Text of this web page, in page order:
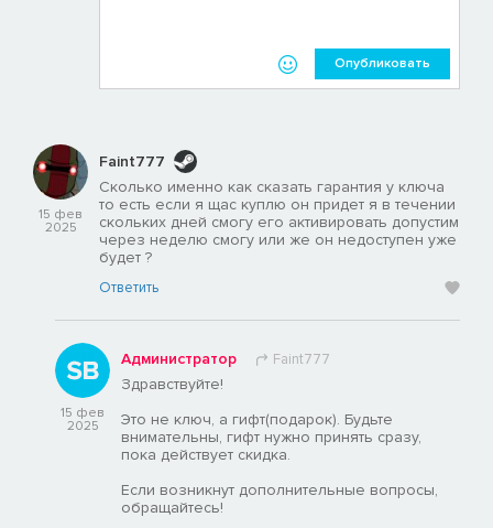
Опубликовать
15 фев
2025
Faint777
Сколько именно как сказать гарантия у ключа
то есть если я щас куплю он придет я в течении
скольких дней смогу его активировать допустим
через неделю смогу или же он недоступен уже
будет ?
Ответить
15 фев
2025
Администратор Faint777
Здравствуйте!
Это не ключ, а гифт(подарок). Будьте
внимательны, гифт нужно принять сразу,
пока действует скидка.
Если возникнут дополнительные вопросы,
обращайтесь!